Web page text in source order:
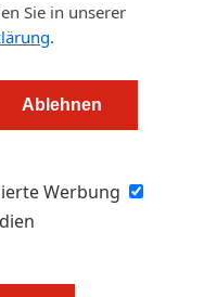
Sie in unserer
.
Ablehnen
Werbung
Weinrieder
Poysdorf wird am
für Weinrieder
Lagenreserven, edelsüße